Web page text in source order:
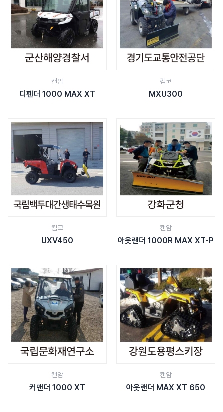
캔암
디펜더 1000 MAX XT
킴코
MXU300
킴코
UXV450
캔암
아웃랜더 1000R MAX XT-P
캔암
커맨더 1000 XT
캔암
아웃랜더 MAX XT 650